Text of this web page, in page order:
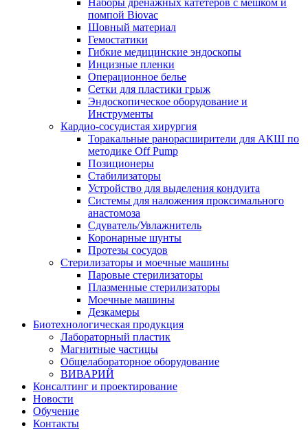
Наборы дренажных катетеров с мешком и
помпой Biovac
Шовный материал
Гемостатики
Гибкие медицинские эндоскопы
Инцизные пленки
Операционное белье
Сетки для пластики грыж
Эндоскопическое оборудование и
Инструменты
Кардио-сосудистая хирургия
Торакальные ранорасширители для АКШ по
методике Off Pump
Позиционеры
Стабилизаторы
Устройство для выделения кондуита
Системы для наложения проксимального
анастомоза
Сдуватель/Увлажнитель
Коронарные шунты
Протезы сосудов
Стерилизаторы и моечные машины
Паровые стерилизаторы
Плазменные стерилизаторы
Моечные машины
Дезкамеры
Биотехнологическая продукция
Лабораторный пластик
Магнитные частицы
Общелабораторное оборудование
ВИВАРИЙ
Консалтинг и проектирование
Новости
Обучение
Контакты